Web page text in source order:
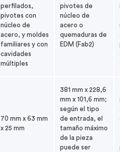
perfilados,
pivotes con
núcleo de
acero, y moldes
familiares y con
cavidades
múltiples
pivotes de
núcleo de
acero o
quemaduras de
EDM (Fab2)
dos
70 mm x 63 mm
x 25 mm
381 mm x 228,6
mm x 101,6 mm;
según el tipo
de entrada, el
tamaño máximo
de la pieza
puede ser
381
mm
de
de